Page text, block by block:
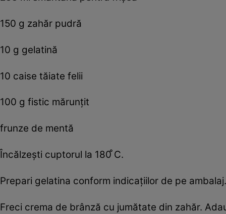
150 g zahăr pudră
10 g gelatină
10 caise tăiate felii
100 g fistic mărunţit
frunze de mentă
Încălzeşti cuptorul la 180 ̊C.
Prepari gelatina conform indicaţiilor de pe ambalaj.
Freci crema de brânză cu jumătate din zahăr.